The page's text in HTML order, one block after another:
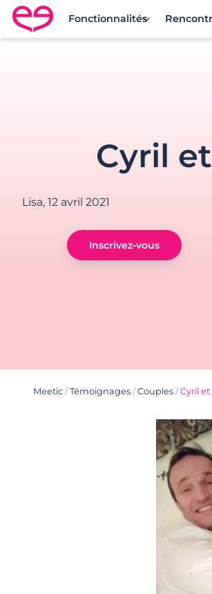
Rencontre en France avec Meetic
Fonctionnalités
Cyril
Lisa, 12 avril 2021
Inscrivez-vous
Meetic /Témoignages /Couples /Cyril